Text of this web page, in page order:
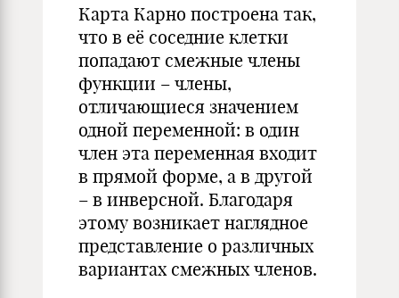
Карта Карно построена так,
что в её соседние клетки
попадают смежные члены
функции – члены,
отличающиеся значением
одной переменной: в один
член эта переменная входит
в прямой форме, а в другой
– в инверсной. Благодаря
этому возникает наглядное
представление о различных
вариантах смежных членов.